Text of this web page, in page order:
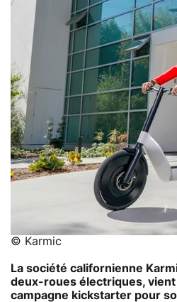
© Karmic
La société californienne
deux-roues électriques, vient
campagne kickstarter pour